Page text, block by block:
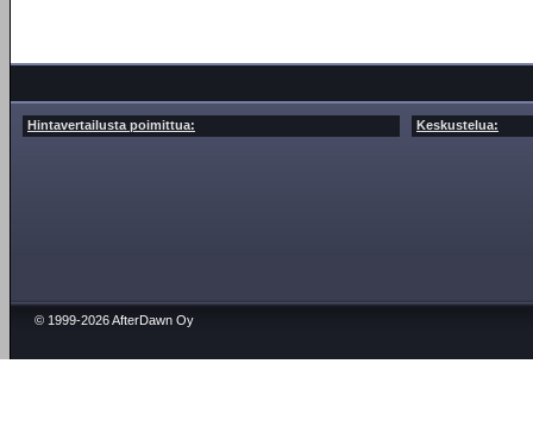
Hintavertailusta poimittua: Keskustelua:
© 1999-2026 AfterDawn Oy